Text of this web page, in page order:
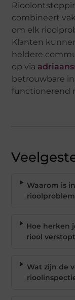
combineert
om elk
Klanten
heldere
op via
betrouwbare
functionerend
Waarom is
Hoe herken
riool
Wat zijn de